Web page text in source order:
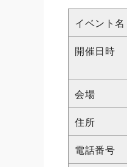
イベント名
開催日時
会場
住所
電話番号